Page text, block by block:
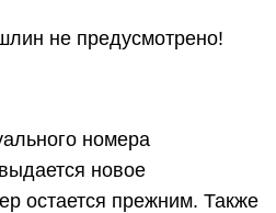
не предусмотрено!
номера
новое
остается прежним. Также